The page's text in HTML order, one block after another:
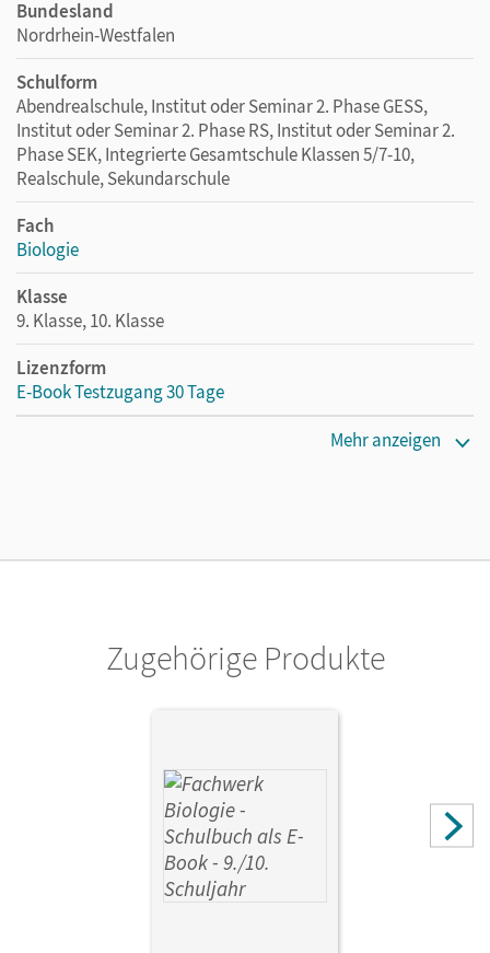
Bundesland
Nordrhein-Westfalen
Schulform
Abendrealschule, Institut oder Seminar 2. Phase GESS,
Institut oder Seminar 2. Phase RS, Institut oder Seminar 2.
Phase SEK, Integrierte Gesamtschule Klassen 5/7-10,
Realschule, Sekundarschule
Fach
Biologie
Klasse
9. Klasse, 10. Klasse
Lizenzform
E-Book Testzugang 30 Tage
Mehr anzeigen
Zugehörige Produkte